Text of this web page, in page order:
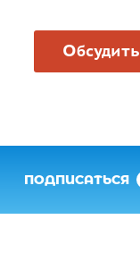
Обсудить
ПОДПИСАТЬСЯ